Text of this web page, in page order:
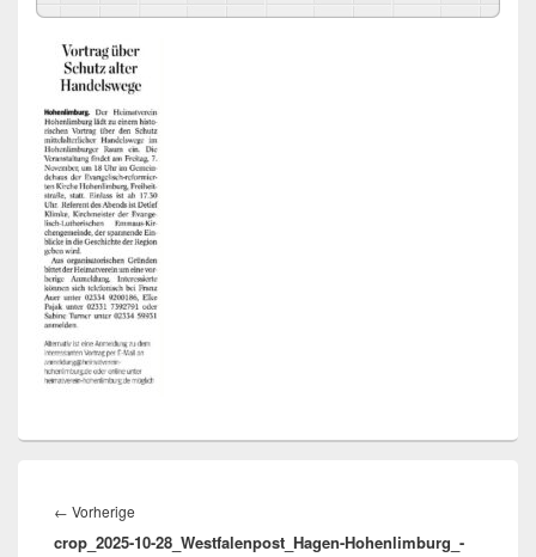
← Vorherige
Beitrag:
crop_2025-10-28_Westfalenpost_Hagen-Hohenlimburg_-